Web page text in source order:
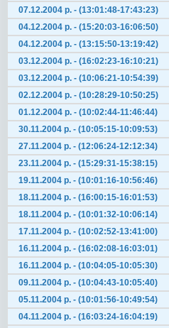
07.12.2004 р. - (13:01:48-17:43:23)
04.12.2004 р. - (15:20:03-16:06:50)
04.12.2004 р. - (13:15:50-13:19:42)
03.12.2004 р. - (16:02:23-16:10:21)
03.12.2004 р. - (10:06:21-10:54:39)
02.12.2004 р. - (10:28:29-10:50:25)
01.12.2004 р. - (10:02:44-11:46:44)
30.11.2004 р. - (10:05:15-10:09:53)
27.11.2004 р. - (12:06:24-12:12:34)
23.11.2004 р. - (15:29:31-15:38:15)
19.11.2004 р. - (10:01:16-10:56:46)
18.11.2004 р. - (16:00:15-16:01:53)
18.11.2004 р. - (10:01:32-10:06:14)
17.11.2004 р. - (10:02:52-13:41:00)
16.11.2004 р. - (16:02:08-16:03:01)
16.11.2004 р. - (10:04:05-10:05:30)
09.11.2004 р. - (10:04:43-10:05:40)
05.11.2004 р. - (10:01:56-10:49:54)
04.11.2004 р. - (16:03:24-16:04:19)